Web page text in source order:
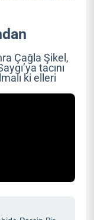
Çağla Şikel,
tacını
ki elleri